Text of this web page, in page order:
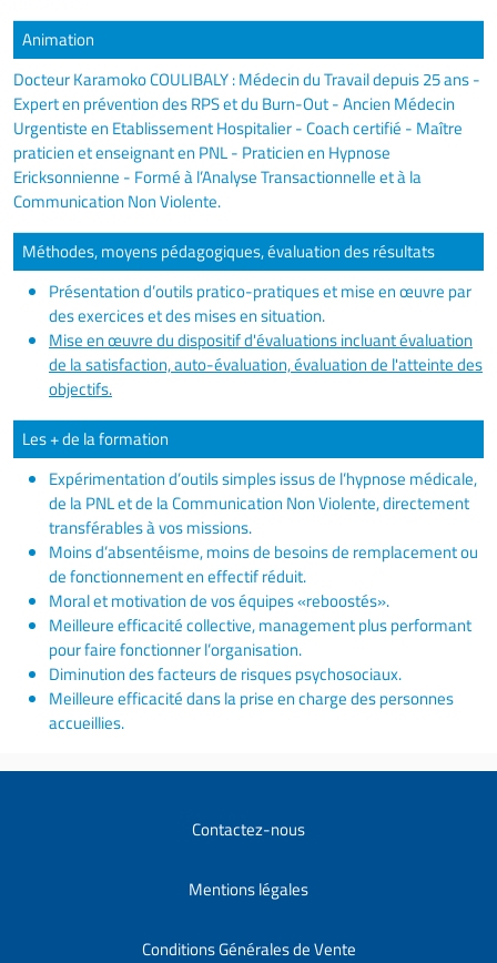
Animation
Docteur Karamoko COULIBALY : Médecin du Travail depuis 25 ans -
Expert en prévention des RPS et du Burn-Out - Ancien Médecin
Urgentiste en Etablissement Hospitalier - Coach certifié - Maître
praticien et enseignant en PNL - Praticien en Hypnose
Ericksonnienne - Formé à l’Analyse Transactionnelle et à la
Communication Non Violente.
Méthodes, moyens pédagogiques, évaluation des résultats
Présentation d’outils pratico-pratiques et mise en œuvre par
des exercices et des mises en situation.
Mise en œuvre du dispositif d'évaluations incluant évaluation
de la satisfaction, auto-évaluation, évaluation de l'atteinte des
objectifs.
Les + de la formation
Expérimentation d’outils simples issus de l’hypnose médicale,
de la PNL et de la Communication Non Violente, directement
transférables à vos missions.
Moins d’absentéisme, moins de besoins de remplacement ou
de fonctionnement en effectif réduit.
Moral et motivation de vos équipes «reboostés».
Meilleure efficacité collective, management plus performant
pour faire fonctionner l’organisation.
Diminution des facteurs de risques psychosociaux.
Meilleure efficacité dans la prise en charge des personnes
accueillies.
Contactez-nous
Mentions légales
Conditions Générales de Vente